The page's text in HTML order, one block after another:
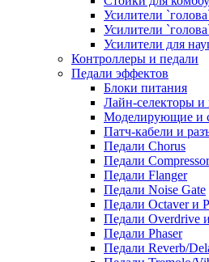
Усилители
Усилители
Усилители для
Контроллеры и педали
Педали эффектов
Блоки питания
Лайн-селекторы
Моделирующие и
Патч-кабели и
Педали Chorus
Педали
Педали Flanger
Педали Noise Gate
Педали Octaver и
Педали Overdrive
Педали Phaser
Педали Reverb/